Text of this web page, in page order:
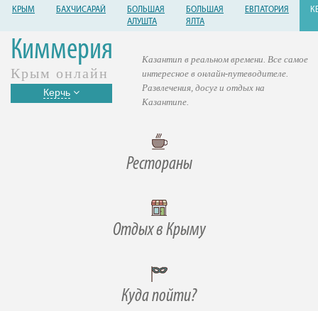
КРЫМ БАХЧИСАРАЙ
БОЛЬШАЯ
АЛУШТА
БОЛЬШАЯ
ЯЛТА
ЕВПАТОРИЯ
Киммерия
Крым онлайн
Керчь
Рестораны
Отдых в Крыму
Куда пойти?
Казантип в реальном времени. Все самое
интересное в онлайн-путеводителе.
Развлечения, досуг и отдых на
Казантипе.